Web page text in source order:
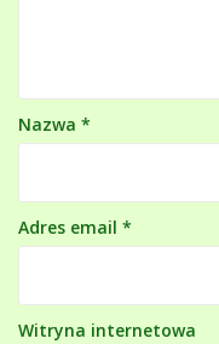
Nazwa *
Adres email *
Witryna internetowa